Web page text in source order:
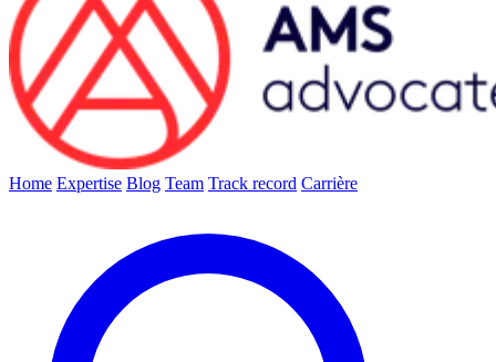
Home Expertise Blog Team Track record Carrière